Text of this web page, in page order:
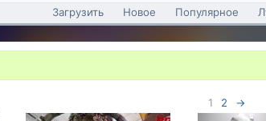
Загрузить Новое Популярное
1 2 →